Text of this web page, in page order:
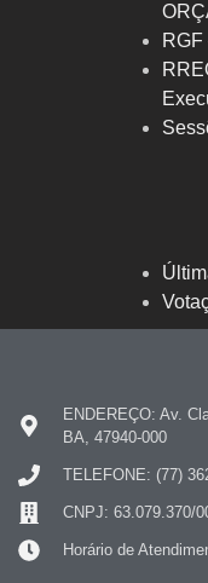
RGF
ENDEREÇO: Av.
BA, 47940-000
TELEFONE: (77)
CNPJ: 63.079.370/
Horário de